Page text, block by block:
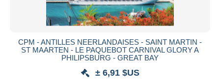
CPM - ANTILLES NEERLANDAISES - SAINT MARTIN -
ST MAARTEN - LE PAQUEBOT CARNIVAL GLORY A
PHILIPSBURG - GREAT BAY
± 6,91 $US